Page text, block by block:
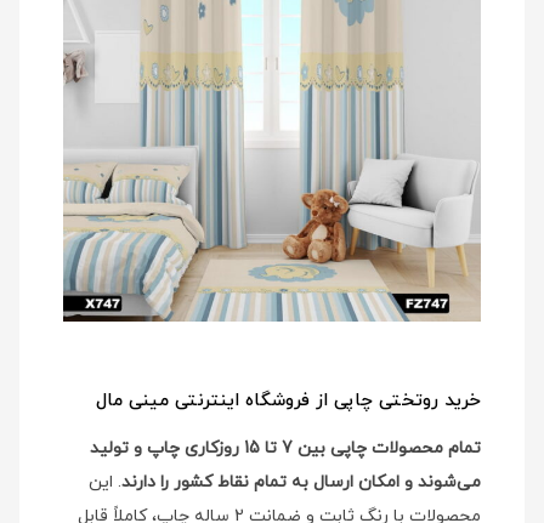
خرید روتختی چاپی از فروشگاه اینترنتی مینی مال
تمام محصولات چاپی بین 7 تا 15 روزکاری چاپ و تولید
می‌شوند و امکان ارسال به تمام نقاط کشور را دارند. این
محصولات با رنگ ثابت و ضمانت 2 ساله چاپ، کاملاً قابل